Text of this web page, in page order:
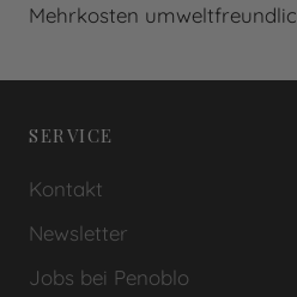
Mehrkosten
SERVICE
Kontakt
Newsletter
Jobs bei Penoblo